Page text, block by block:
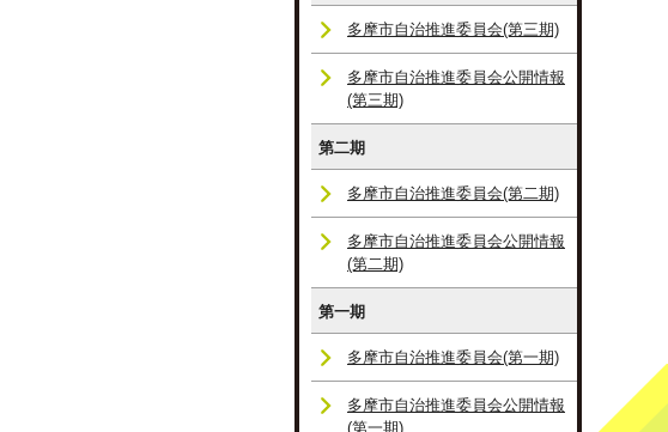
多摩市自治推進委員会(第三期)
多摩市自治推進委員会公開情報
(第三期)
第二期
多摩市自治推進委員会(第二期)
多摩市自治推進委員会公開情報
(第二期)
第一期
多摩市自治推進委員会(第一期)
多摩市自治推進委員会公開情報
(第一期)